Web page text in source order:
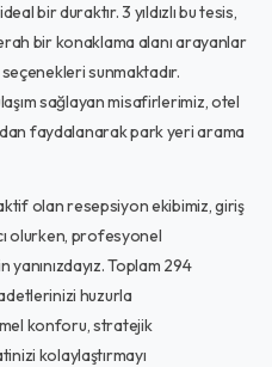
bir duraktır. 3 yıldızlı bu tesis,
bir konaklama alanı arayanlar
sunmaktadır.
sağlayan misafirlerimiz, otel
faydalanarak park yeri arama
olan resepsiyon ekibimiz, giriş
olurken, profesyonel
Toplam 294
huzurla
konforu, stratejik
kolaylaştırmayı